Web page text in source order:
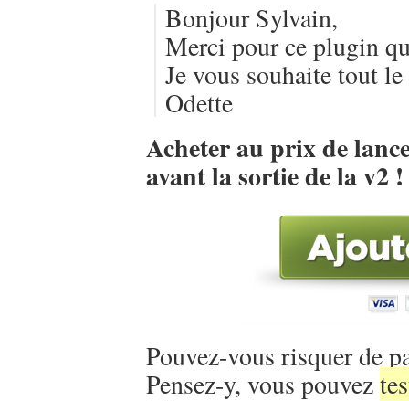
Bonjour Sylvain,
Merci pour ce plugin
Je vous souhaite tout
Odette
Acheter au prix de
avant la sortie de la v2 !
Pouvez-vous risquer de
Pensez-y, vous pouvez